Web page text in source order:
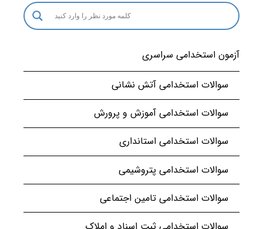
آزمون استخدامی سراسری
سوالات استخدامی آتش نشانی
سوالات استخدامی آموزش و پرورش
سوالات استخدامی استانداری
سوالات استخدامی پتروشیمی
سوالات استخدامی تامین اجتماعی